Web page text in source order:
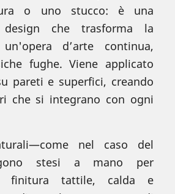
o uno stucco: è una
che trasforma la
d’arte continua,
fughe. Viene applicato
pareti e superfici, creando
che si integrano con ogni
nel caso del
stesi a mano per
finitura tattile, calda e